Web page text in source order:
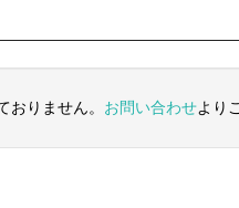
りません。 お問い合わせより